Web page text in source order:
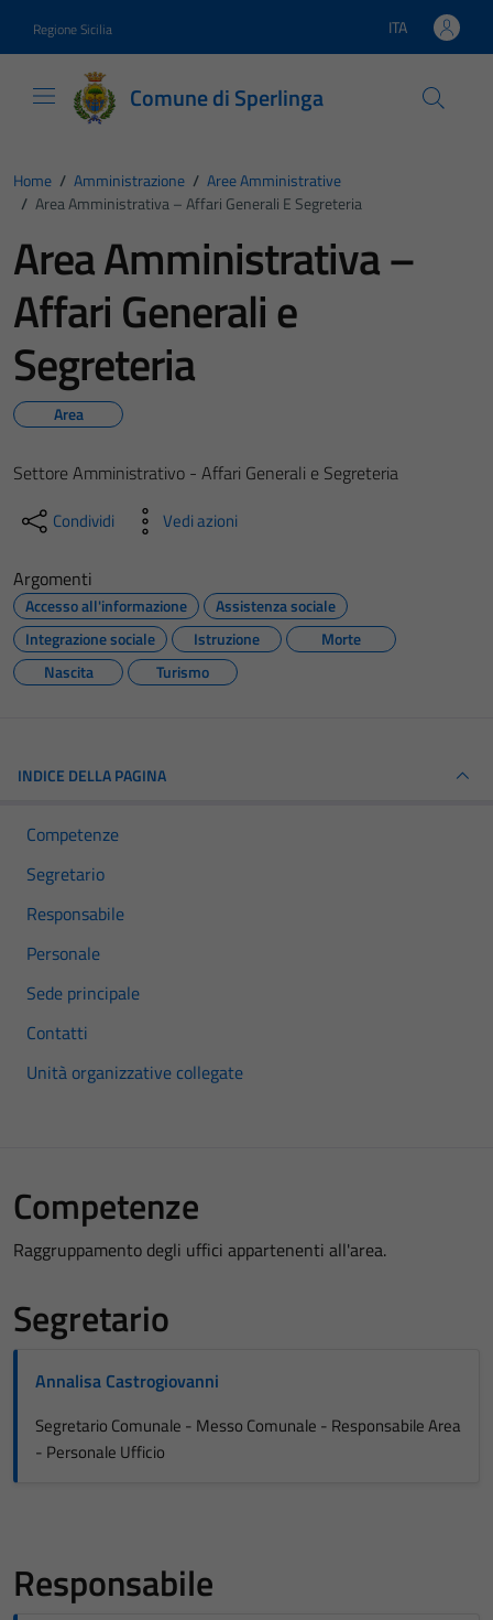
Regione Sicilia Lingua attiva:
ITA
Comune di Sperlinga
Home / Amministrazione / Aree Amministrative
/ Area Amministrativa – Affari Generali E Segreteria
Area Amministrativa –
Affari Generali e
Segreteria
Area
Settore Amministrativo - Affari Generali e Segreteria
Condividi Vedi azioni
Argomenti
Accesso all'informazione
Assistenza sociale
Integrazione sociale
Istruzione
Morte
Nascita
Turismo
INDICE DELLA PAGINA
Competenze
Segretario
Responsabile
Personale
Sede principale
Contatti
Unità organizzative collegate
Competenze
Raggruppamento degli uffici appartenenti all'area.
Segretario
Annalisa Castrogiovanni
Segretario Comunale - Messo Comunale - Responsabile Area
- Personale Ufficio
Responsabile